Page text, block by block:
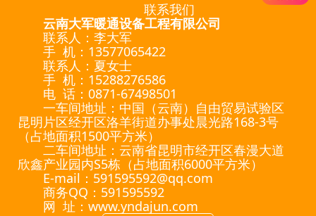
联系我们
云南大军暖通设备工程有限公司
联系人：李大军
手 机：13577065422
联系人：夏女士
手 机：15288276586
电 话：0871-67498501
一车间地址：中国（云南）自由贸易试验区
昆明片区经开区洛羊街道办事处晨光路168-3号
（占地面积1500平方米）
二车间地址：云南省昆明市经开区春漫大道
欣鑫产业园内S5栋（占地面积6000平方米）
E-mail：591595592@qq.com
商务QQ：591595592
网 址：www.yndajun.com